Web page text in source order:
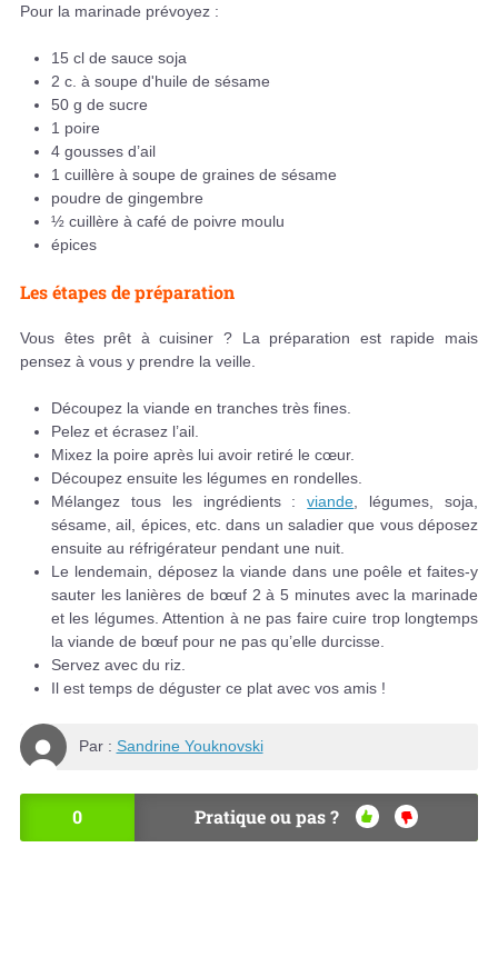
Pour la marinade prévoyez :
15 cl de sauce soja
2 c. à soupe d'huile de sésame
50 g de sucre
1 poire
4 gousses d’ail
1 cuillère à soupe de graines de sésame
poudre de gingembre
½ cuillère à café de poivre moulu
épices
Les étapes de préparation
Vous êtes prêt à cuisiner ? La préparation est rapide mais
pensez à vous y prendre la veille.
Découpez la viande en tranches très fines.
Pelez et écrasez l’ail.
Mixez la poire après lui avoir retiré le cœur.
Découpez ensuite les légumes en rondelles.
Mélangez tous les ingrédients :viande , légumes, soja,
sésame, ail, épices, etc. dans un saladier que vous déposez
ensuite au réfrigérateur pendant une nuit.
Le lendemain, déposez la viande dans une poêle et faites-y
sauter les lanières de bœuf 2 à 5 minutes avec la marinade
et les légumes. Attention à ne pas faire cuire trop longtemps
la viande de bœuf pour ne pas qu’elle durcisse.
Servez avec du riz.
Il est temps de déguster ce plat avec vos amis !
Par : Sandrine Youknovski
0 Pratique ou pas ?
OU
NO